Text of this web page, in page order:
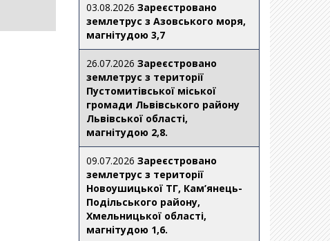
03.08.2026 Зареєстровано
землетрус з Азовського моря,
магнітудою 3,7
26.07.2026 Зареєстровано
землетрус з території
Пустомитівської міської
громади Львівського району
Львівської області,
магнітудою 2,8.
09.07.2026 Зареєстровано
землетрус з території
Новоушицької ТГ, Кам’янець-
Подільського району,
Хмельницької області,
магнітудою 1,6.